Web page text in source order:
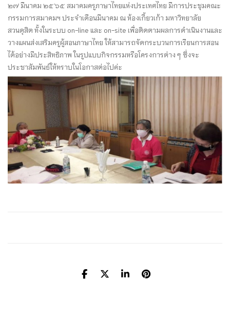
๒๗ มีนาคม ๒๕๖๕ สมาคมครูภาษาไทยแห่งประเทศไทย มีการประชุมคณะ
กรรมการสมาคมฯ ประจำเดือนมีนาคม ณ ห้องเกี้ยวเก้า มหาวิทยาลัย
สวนดุสิต ทั้งในระบบ on-line และ on-site เพื่อติดตามผลการดำเนินงานและ
วางแผนส่งเสริมครูผู้สอนภาษาไทย ให้สามารถจัดกระบวนการเรียนการสอน
ได้อย่างมีประสิทธิภาพ ในรูปแบบกิจกรรมหรือโครงการต่าง ๆ ซึ่งจะ
ประชาสัมพันธ์ให้ทราบในโอกาสต่อไปค่ะ